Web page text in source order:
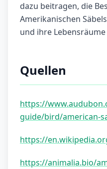
dazu beitragen, die
Amerikanischen
und ihre
Quellen
https://
guide/bird/american-
https://
https://animalia.bio/